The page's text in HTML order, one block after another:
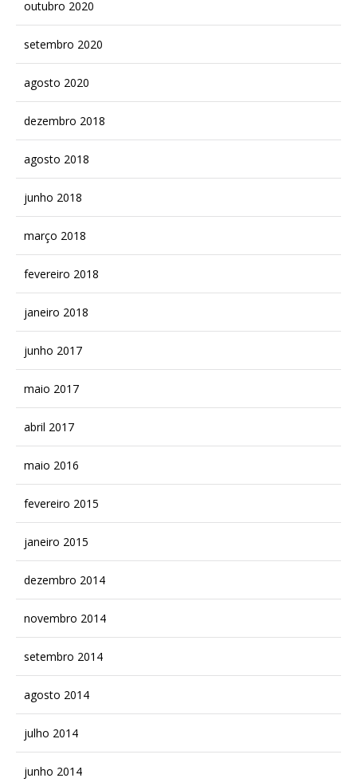
outubro 2020
setembro 2020
agosto 2020
dezembro 2018
agosto 2018
junho 2018
março 2018
fevereiro 2018
janeiro 2018
junho 2017
maio 2017
abril 2017
maio 2016
fevereiro 2015
janeiro 2015
dezembro 2014
novembro 2014
setembro 2014
agosto 2014
julho 2014
junho 2014